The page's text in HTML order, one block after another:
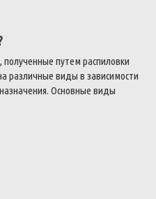
путем распиловки
различные виды в зависимости
Основные виды